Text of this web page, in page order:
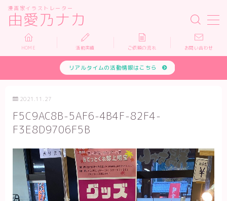
由愛乃ナカ
漫画家イラストレーター
MENU
活動実績
依頼について
お問い合わせ
HOME 活動実績 ご依頼の流れ お問い合わせ
リアルタイムの活動情報はこちら
2021.11.27
F5C9AC8B-5AF6-4B4F-82F4-
F3E8D9706F5B